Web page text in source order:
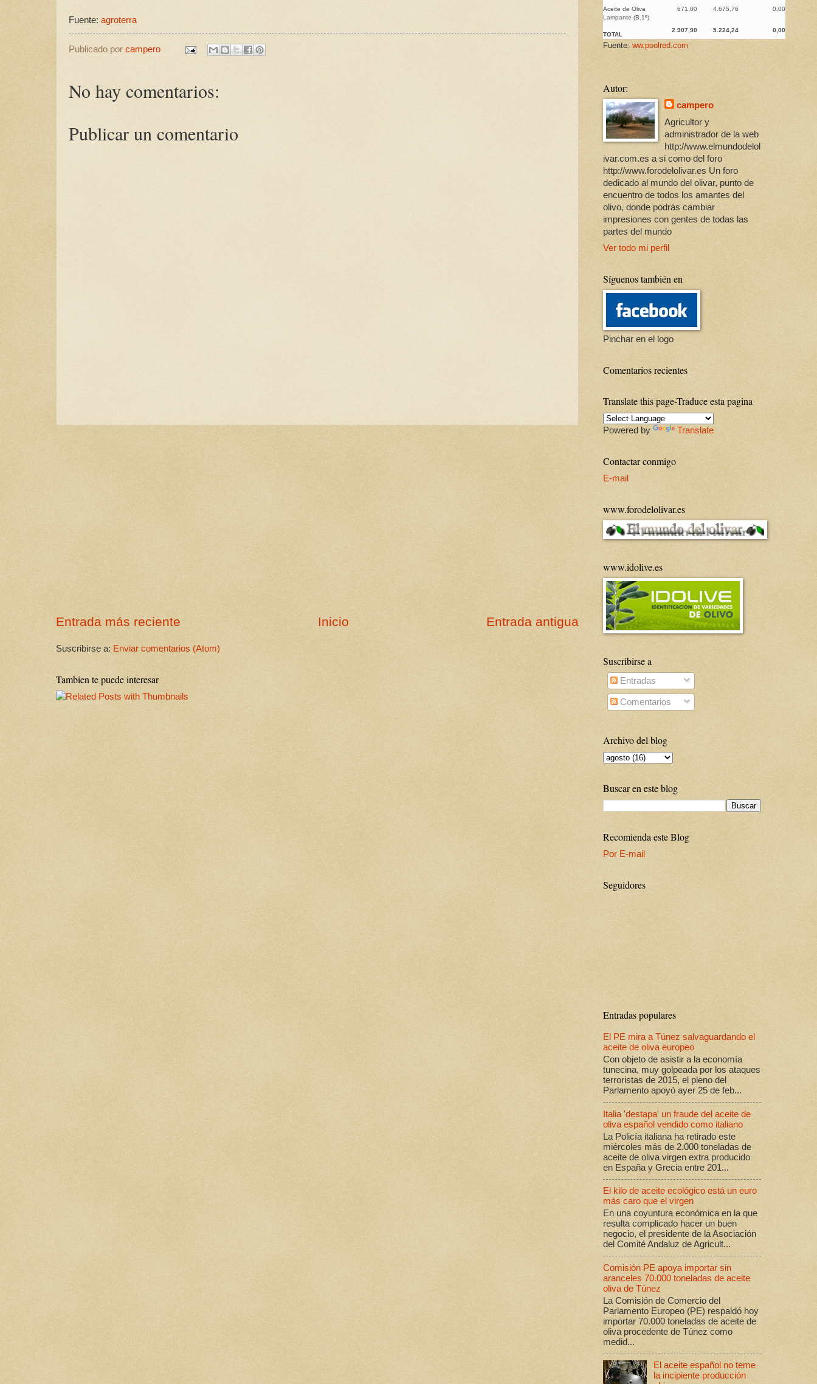
Fuente: agroterra
Publicado por campero
No hay comentarios:
Publicar un comentario
Entrada más reciente Entrada antigua
Inicio
Suscribirse a: Enviar comentarios (Atom)
Tambien te puede interesar
Aceite de Oliva
Lampante (B.1º)
671,00 4.675,76 0,00
TOTAL
2.907,90 5.224,24 0,00
Fuente: ww.poolred.com
Autor:
campero
Agricultor y
administrador de la web
http://www.elmundodelol
ivar.com.es a si como del foro
http://www.forodelolivar.es Un foro
dedicado al mundo del olivar, punto de
encuentro de todos los amantes del
olivo, donde podrás cambiar
impresiones con gentes de todas las
partes del mundo
Ver todo mi perfil
Síguenos también en
Pinchar en el logo
Comentarios recientes
Translate this page-Traduce esta pagina
Powered by Translate
Contactar conmigo
E-mail
www.forodelolivar.es
www.idolive.es
Suscribirse a
Entradas
Comentarios
Archivo del blog
Buscar en este blog
Recomienda este Blog
Por E-mail
Seguidores
Entradas populares
El PE mira a Túnez salvaguardando el
aceite de oliva europeo
Con objeto de asistir a la economía
tunecina, muy golpeada por los ataques
terroristas de 2015, el pleno del
Parlamento apoyó ayer 25 de feb...
Italia 'destapa' un fraude del aceite de
oliva español vendido como italiano
La Policía italiana ha retirado este
miércoles más de 2.000 toneladas de
aceite de oliva virgen extra producido
en España y Grecia entre 201...
El kilo de aceite ecológico está un euro
más caro que el virgen
En una coyuntura económica en la que
resulta complicado hacer un buen
negocio, el presidente de la Asociación
del Comité Andaluz de Agricult...
Comisión PE apoya importar sin
aranceles 70.000 toneladas de aceite
oliva de Túnez
La Comisión de Comercio del
Parlamento Europeo (PE) respaldó hoy
importar 70.000 toneladas de aceite de
oliva procedente de Túnez como
medid...
El aceite español no teme
la incipiente producción